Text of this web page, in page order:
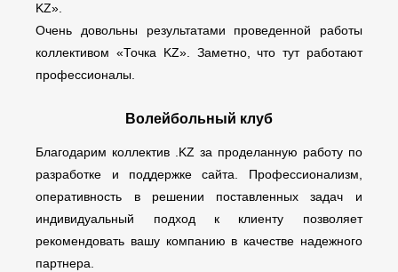
KZ».
Очень довольны результатами проведенной работы
коллективом «Точка KZ». Заметно, что тут работают
профессионалы.
Волейбольный клуб
Благодарим коллектив .KZ за проделанную работу по
разработке и поддержке сайта. Профессионализм,
оперативность в решении поставленных задач и
индивидуальный подход к клиенту позволяет
рекомендовать вашу компанию в качестве надежного
партнера.